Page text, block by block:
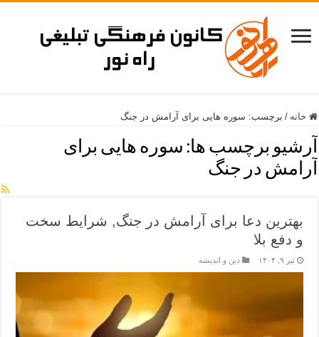
خانه / برچسب: سوره هایی برای آرامش در جنگ
آرشیو برچسب ها: سوره هایی برای
آرامش در جنگ
بهترین دعا برای آرامش در جنگ, شرایط سخت
و دفع بلا
تیر ۹, ۱۴۰۴ دین و اندیشه